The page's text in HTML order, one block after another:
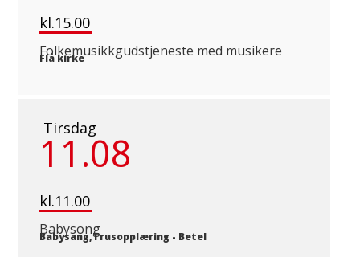
kl.15.00
Folkemusikkgudstjeneste med musikere
Flå kirke
Tirsdag
11.08
kl.11.00
Babysong
Babysang,Trusopplæring - Betel